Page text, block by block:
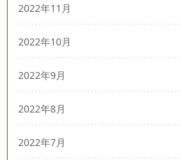
2022年11月
2022年10月
2022年9月
2022年8月
2022年7月